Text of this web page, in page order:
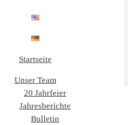
Startseite
Unser Team
20 Jahrfeier
Jahresberichte
Bulletin